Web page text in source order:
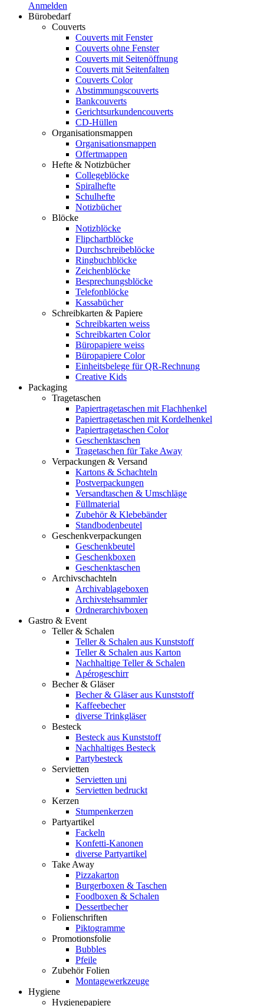
Anmelden
Bürobedarf
Couverts
Couverts mit Fenster
Couverts ohne Fenster
Couverts mit Seitenöffnung
Couverts mit Seitenfalten
Couverts Color
Abstimmungscouverts
Bankcouverts
Gerichtsurkundencouverts
CD-Hüllen
Organisationsmappen
Organisationsmappen
Offertmappen
Hefte & Notizbücher
Collegeblöcke
Spiralhefte
Schulhefte
Notizbücher
Blöcke
Notizblöcke
Flipchartblöcke
Durchschreibeblöcke
Ringbuchblöcke
Zeichenblöcke
Besprechungsblöcke
Telefonblöcke
Kassabücher
Schreibkarten & Papiere
Schreibkarten weiss
Schreibkarten Color
Büropapiere weiss
Büropapiere Color
Einheitsbelege für QR-Rechnung
Creative Kids
Packaging
Tragetaschen
Papiertragetaschen mit Flachhenkel
Papiertragetaschen mit Kordelhenkel
Papiertragetaschen Color
Geschenktaschen
Tragetaschen für Take Away
Verpackungen & Versand
Kartons & Schachteln
Postverpackungen
Versandtaschen & Umschläge
Füllmaterial
Zubehör & Klebebänder
Standbodenbeutel
Geschenkverpackungen
Geschenkbeutel
Geschenkboxen
Geschenktaschen
Archivschachteln
Archivablageboxen
Archivstehsammler
Ordnerarchivboxen
Gastro & Event
Teller & Schalen
Teller & Schalen aus Kunststoff
Teller & Schalen aus Karton
Nachhaltige Teller & Schalen
Apérogeschirr
Becher & Gläser
Becher & Gläser aus Kunststoff
Kaffeebecher
diverse Trinkgläser
Besteck
Besteck aus Kunststoff
Nachhaltiges Besteck
Partybesteck
Servietten
Servietten uni
Servietten bedruckt
Kerzen
Stumpenkerzen
Partyartikel
Fackeln
Konfetti-Kanonen
diverse Partyartikel
Take Away
Pizzakarton
Burgerboxen & Taschen
Foodboxen & Schalen
Dessertbecher
Folienschriften
Piktogramme
Promotionsfolie
Bubbles
Pfeile
Zubehör Folien
Montagewerkzeuge
Hygiene
Hygienepapiere